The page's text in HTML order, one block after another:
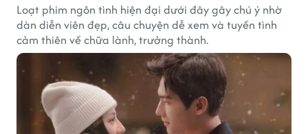
Loạt phim ngôn tình hiện đại dưới đây gây chú ý nhờ
dàn diễn viên đẹp, câu chuyện dễ xem và tuyến tình
cảm thiên về chữa lành, trưởng thành.